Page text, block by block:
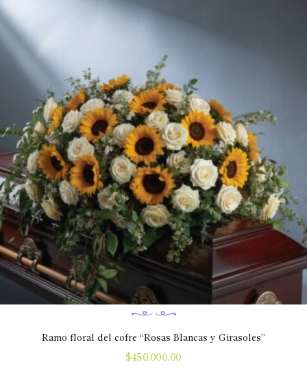
Ramo floral del cofre “Rosas Blancas y Girasoles”
$450,000.00